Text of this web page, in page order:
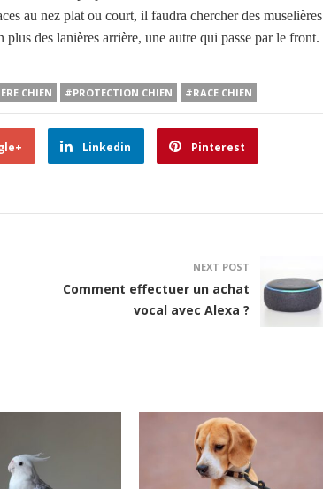
au nez plat ou court, il faudra chercher des muselières
plus des lanières arrière, une autre qui passe par le front.
CHIEN #PROTECTION CHIEN #RACE CHIEN
Linkedin Pinterest
NEXT POST
Comment effectuer un achat
vocal avec Alexa ?